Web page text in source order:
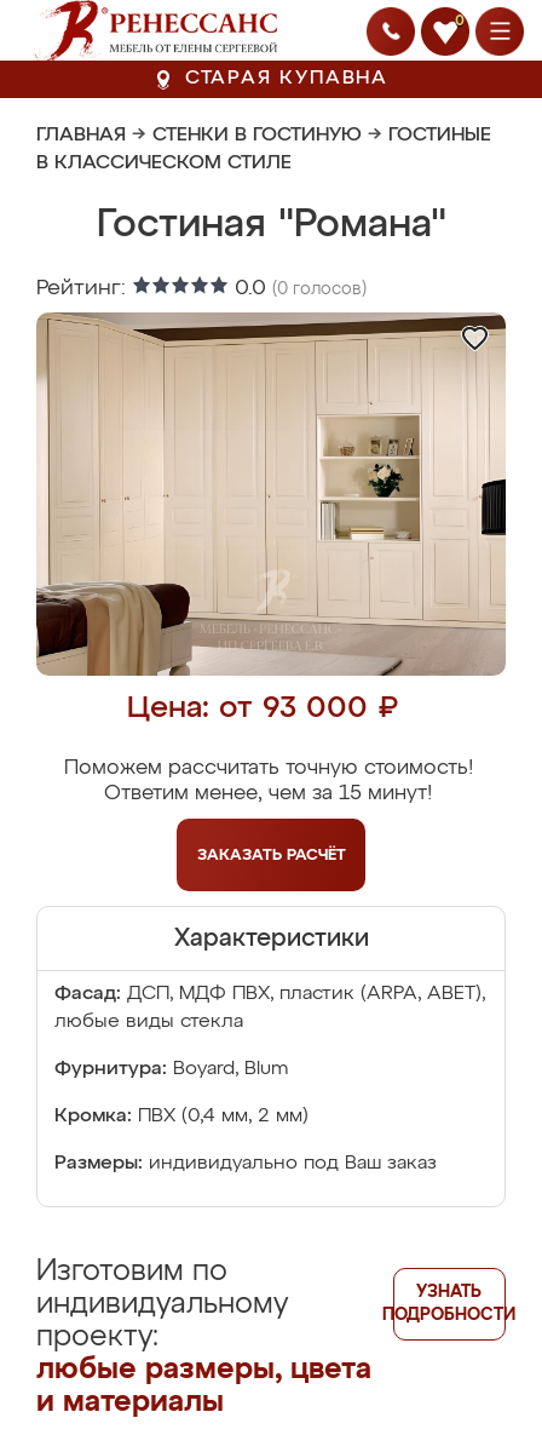
0
СТАРАЯ КУПАВНА
ГЛАВНАЯ → СТЕНКИ В ГОСТИНУЮ → ГОСТИНЫЕ
В КЛАССИЧЕСКОМ СТИЛЕ
Гостиная "Романа"
Рейтинг: 0.0 (0 голосов)
Цена: от 93 000 ₽
Поможем рассчитать точную стоимость!
Ответим менее, чем за 15 минут!
ЗАКАЗАТЬ РАСЧЁТ
Характеристики
Фасад: ДСП, МДФ ПВХ, пластик (ARPA, ABET),
любые виды стекла
Фурнитура: Boyard, Blum
Кромка: ПВХ (0,4 мм, 2 мм)
Размеры: индивидуально под Ваш заказ
Изготовим по
индивидуальному
проекту:
любые размеры, цвета
и материалы
УЗНАТЬ
ПОДРОБНОСТИ